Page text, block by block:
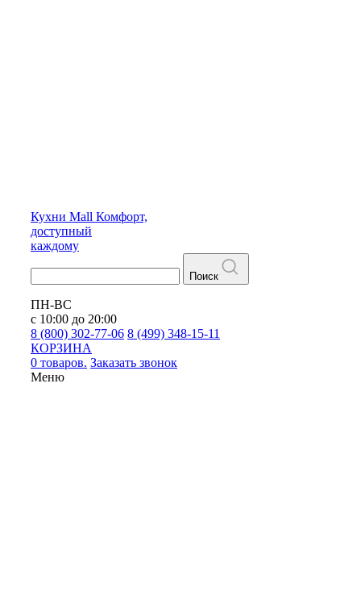
Кухни Mall Комфорт,
доступный
каждому
Поиск
ПН-ВС
с 10:00 до 20:00
8 (800) 302-77-06 8 (499) 348-15-11
КОРЗИНА
0 товаров. Заказать звонок
Меню